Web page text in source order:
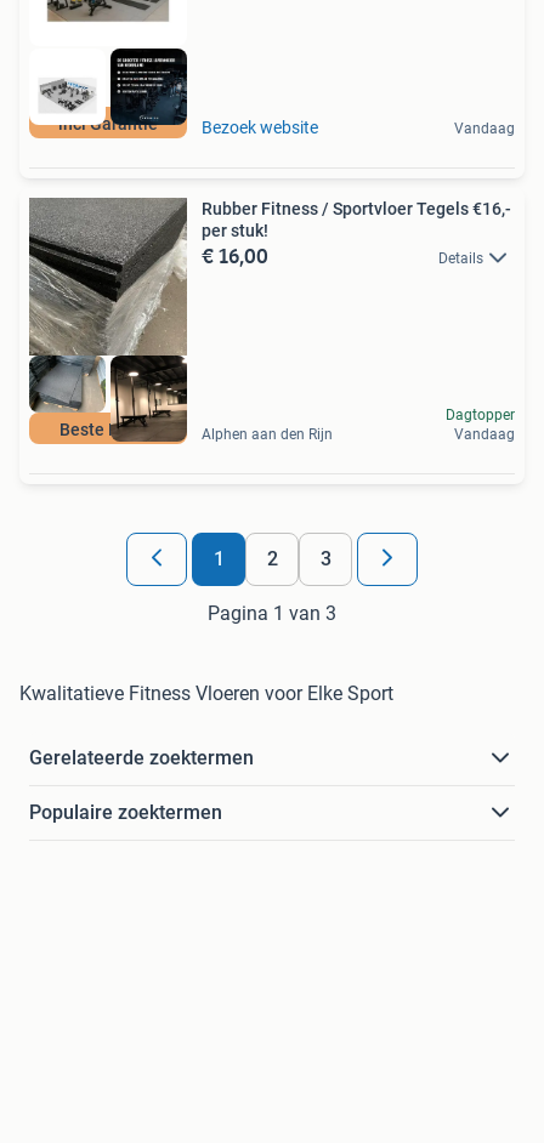
incl Garantie Bezoek website Vandaag
Beste Keuze
Rubber Fitness / Sportvloer Tegels €16,-
per stuk!
€ 16,00 Details
Alphen aan den Rijn
Dagtopper
Vandaag
1 2 3
Pagina 1 van 3
Kwalitatieve Fitness Vloeren voor Elke Sport
Gerelateerde zoektermen
Populaire zoektermen